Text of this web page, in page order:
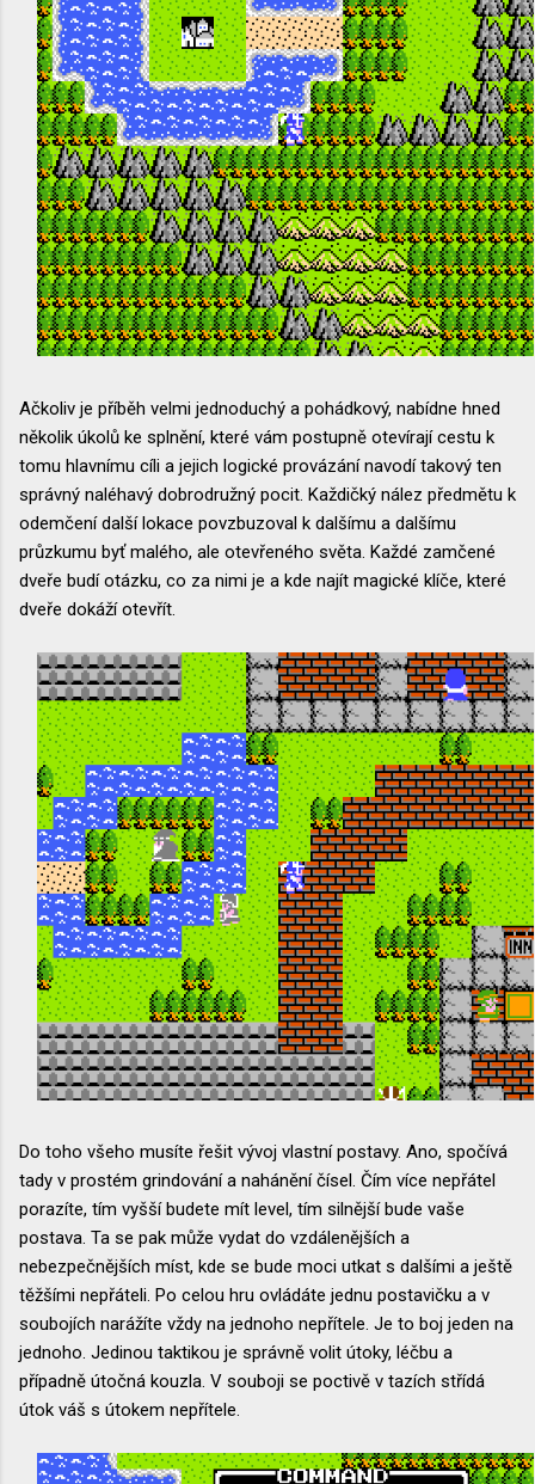
Ačkoliv je příběh velmi jednoduchý a pohádkový, nabídne hned
několik úkolů ke splnění, které vám postupně otevírají cestu k
tomu hlavnímu cíli a jejich logické provázání navodí takový ten
správný naléhavý dobrodružný pocit. Každičký nález předmětu k
odemčení další lokace povzbuzoval k dalšímu a dalšímu
průzkumu byť malého, ale otevřeného světa. Každé zamčené
dveře budí otázku, co za nimi je a kde najít magické klíče, které
dveře dokáží otevřít.
Do toho všeho musíte řešit vývoj vlastní postavy. Ano, spočívá
tady v prostém grindování a nahánění čísel. Čím více nepřátel
porazíte, tím vyšší budete mít level, tím silnější bude vaše
postava. Ta se pak může vydat do vzdálenějších a
nebezpečnějších míst, kde se bude moci utkat s dalšími a ještě
těžšími nepřáteli. Po celou hru ovládáte jednu postavičku a v
soubojích narážíte vždy na jednoho nepřítele. Je to boj jeden na
jednoho. Jedinou taktikou je správně volit útoky, léčbu a
případně útočná kouzla. V souboji se poctivě v tazích střídá
útok váš s útokem nepřítele.